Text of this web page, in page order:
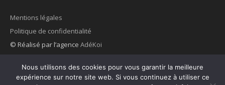
Mentions légales
Politique de confidentialité
© Réalisé par l’agence AdéKoi
Nous utilisons des cookies pour vous garantir la meilleure
expérience sur notre site web. Si vous continuez à utiliser ce